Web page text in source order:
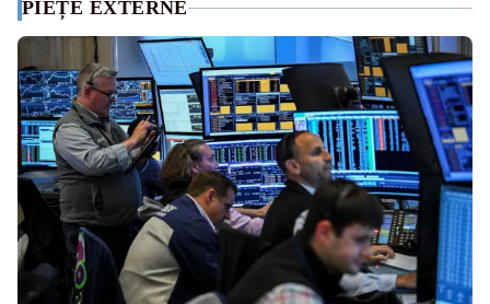
PIEȚE EXTERNE